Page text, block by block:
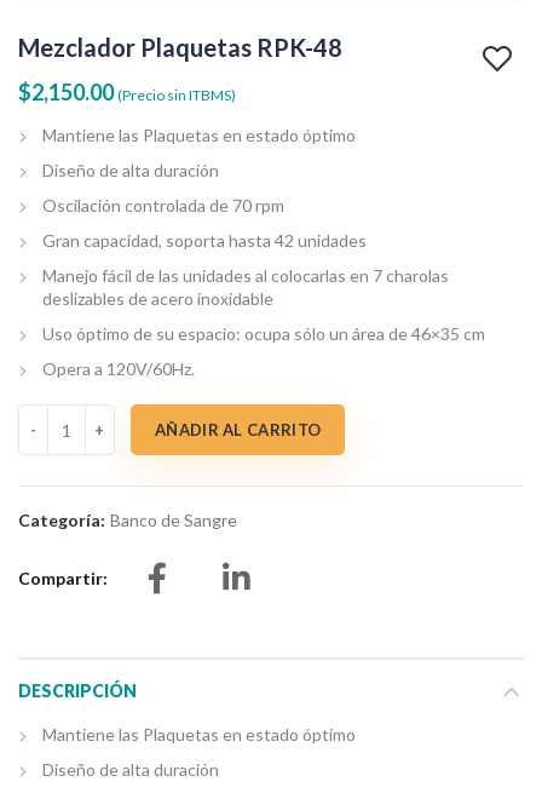
Mezclador Plaquetas RPK-48
$2,150.00 (Precio sin ITBMS)
Mantiene las Plaquetas en estado óptimo
Diseño de alta duración
Oscilación controlada de 70 rpm
Gran capacidad, soporta hasta 42 unidades
Manejo fácil de las unidades al colocarlas en 7 charolas
deslizables de acero inoxidable
Uso óptimo de su espacio: ocupa sólo un área de 46×35 cm
Opera a 120V/60Hz.
Mezclador Plaquetas RPK-48 cantidad
AÑADIR AL CARRITO
Categoría: Banco de Sangre
Compartir
DESCRIPCIÓN
Mantiene las Plaquetas en estado óptimo
Diseño de alta duración